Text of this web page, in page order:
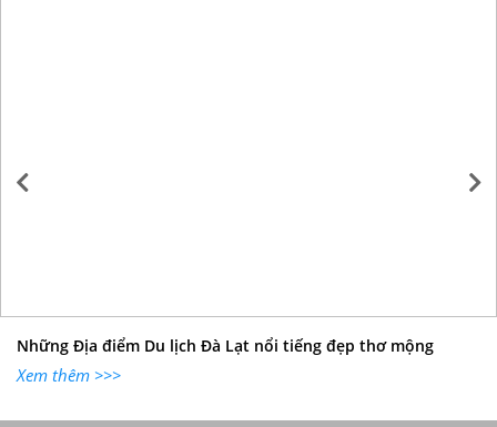
Những Địa điểm Du lịch Đà Lạt nổi tiếng đẹp thơ mộng
Xem thêm >>>